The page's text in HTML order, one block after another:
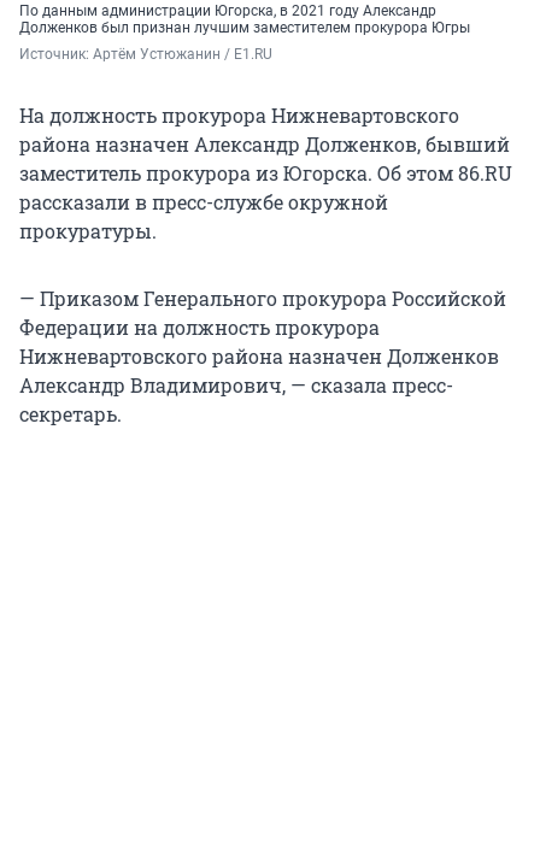
По данным администрации Югорска, в 2021 году Александр
Долженков был признан лучшим заместителем прокурора Югры
Источник: Артём Устюжанин / E1.RU
На должность прокурора Нижневартовского
района назначен Александр Долженков, бывший
заместитель прокурора из Югорска. Об этом 86.RU
рассказали в пресс-службе окружной
прокуратуры.
— Приказом Генерального прокурора Российской
Федерации на должность прокурора
Нижневартовского района назначен Долженков
Александр Владимирович, — сказала пресс-
секретарь.